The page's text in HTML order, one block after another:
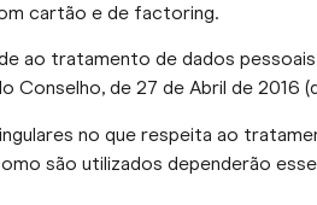
cartão e de factoring.
ao tratamento de dados
de 27 de Abril de 2016
no que respeita ao
são utilizados dependerão